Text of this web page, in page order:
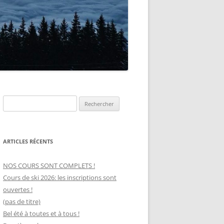
ARTICLES RÉCENTS
NOS COURS SONT COMPLETS !
Cours de ski 2026: les inscriptions sont
ouvertes !
(pas de titre)
Bel été à toutes et à tous !